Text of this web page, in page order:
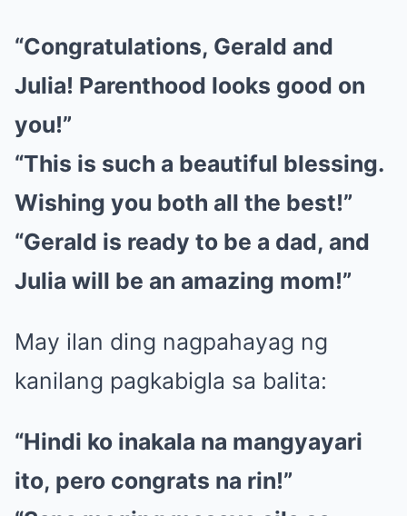
“Congratulations, Gerald and
Julia! Parenthood looks good on
you!”
“This is such a beautiful blessing.
Wishing you both all the best!”
“Gerald is ready to be a dad, and
Julia will be an amazing mom!”
May ilan ding nagpahayag ng
kanilang pagkabigla sa balita:
“Hindi ko inakala na mangyayari
ito, pero congrats na rin!”